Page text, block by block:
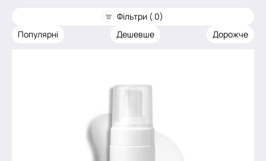
Фільтри ( 0)
Популярні
Дешевше Дорожче